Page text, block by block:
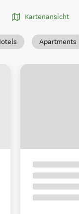
Kartenansicht
Apartments